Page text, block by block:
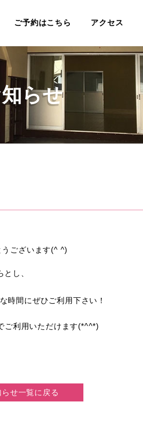
ご予約はこちら アクセス
らせ
ございます(^ ^)
し、
時間にぜひご利用下さい！
ご利用いただけます(*^^*)
らせ一覧に戻る